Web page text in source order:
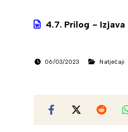
4.7. Prilog -
06/03/2023 Natječaji